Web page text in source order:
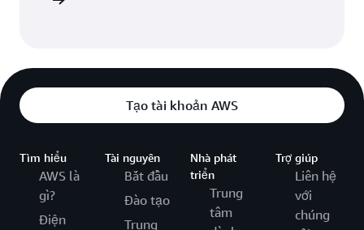
Tạo tài khoản AWS
Tìm hiểu
AWS là
gì?
Điện
Tài nguyên
Bắt đầu
Đào tạo
Trung
Nhà phát
triển
Trung
tâm
Trợ giúp
Liên hệ
với
chúng